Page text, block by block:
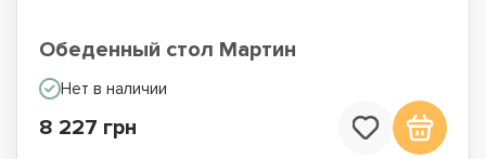
Обеденный стол Мартин
Нет в наличии
8 227 грн